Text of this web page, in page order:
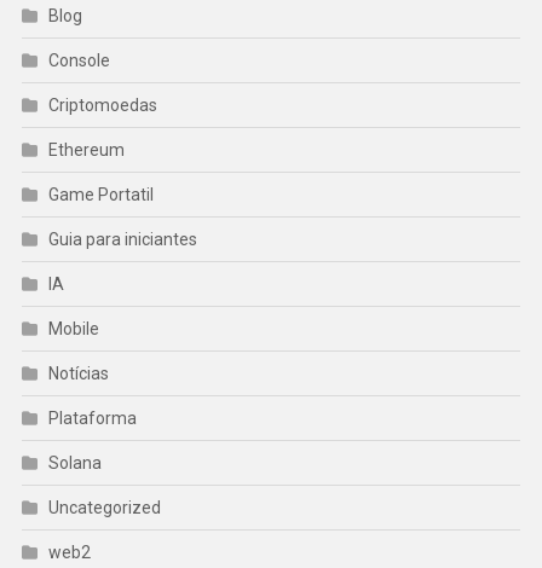
Blog
Console
Criptomoedas
Ethereum
Game Portatil
Guia para iniciantes
IA
Mobile
Notícias
Plataforma
Solana
Uncategorized
web2